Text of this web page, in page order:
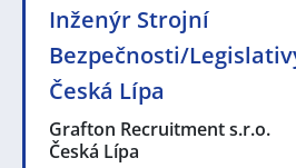
Inženýr Strojní
Bezpečnosti/
Česká Lípa
Grafton Recruitment s.r.o.
Česká Lípa